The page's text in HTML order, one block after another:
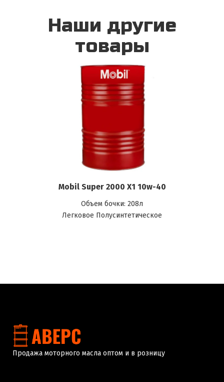
Наши другие
товары
Mobil Super 2000 X1 10w-40
Объем бочки: 208л
Легковое Полусинтетическое
Продажа моторного масла оптом и в розницу